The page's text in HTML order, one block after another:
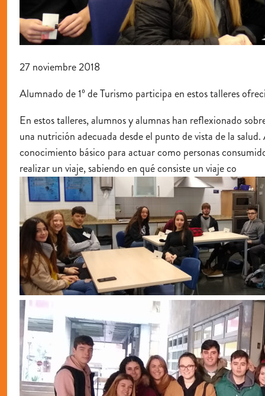
27 noviembre 2018
Alumnado de 1º de Turismo participa en estos talleres
En estos talleres, alumnos y alumnas han reflexionado
una nutrición adecuada desde el punto de vista de la
conocimiento básico para actuar como personas
realizar un viaje, sabiendo en qué consiste un viaje co